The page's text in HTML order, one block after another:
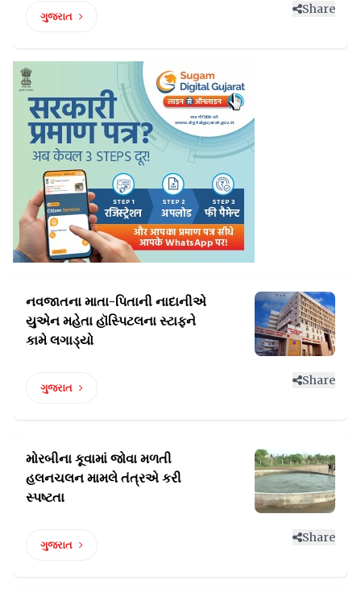
ગુજરાત
Share
નવજાતના માતા-પિતાની નાદાનીએ
યુએન મહેતા હૉસ્પિટલના સ્ટાફને
કામે લગાડ્યો
ગુજરાત
Share
મોરબીના કૂવામાં જોવા મળતી
હલનચલન મામલે તંત્રએ કરી
સ્પષ્ટતા
ગુજરાત
Share